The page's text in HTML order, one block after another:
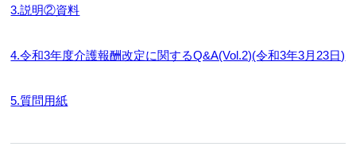
3.説明②資料
4.令和3年度介護報酬改定に関するQ&A(Vol.2)(令和3年3月23日)
5.質問用紙